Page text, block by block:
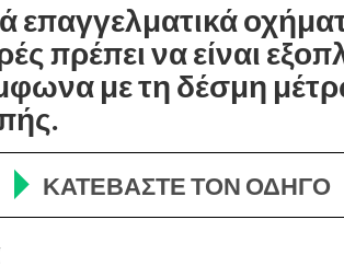
επαγγελματικά
πρέπει να είναι
με τη δέσμη
ΚΑΤΕΒΆΣΤΕ ΤΟΝ ΟΔΗΓΌ